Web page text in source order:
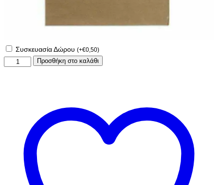
Συσκευασία Δώρου (+€0,50)
Μπρελόκ
Προσθήκη στο καλάθι